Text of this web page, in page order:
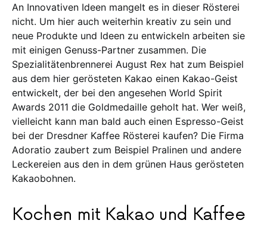
An Innovativen Ideen mangelt es in die­ser Rösterei
nicht. Um hier auch wei­­terhin kreativ zu sein und
neue Pro­duk­te und Ideen zu entwickeln arbeiten sie
mit einigen Genuss-Partner zu­sam­men. Die
Spezialitätenbrennerei August Rex hat zum Beispiel
aus dem hier ge­rös­te­ten Ka­­kao einen Kakao-Geist
entwickelt, der bei den angesehen World Spi­­­rit
Awards 2011 die Goldmedaille ge­holt hat. Wer weiß,
vielleicht kann man bald auch einen Espresso-Geist
bei der Dresd­­ner Kaffee Rösterei kaufen? Die Fir­­ma
Ado­ra­tio zaubert zum Beispiel Pra­­linen und andere
Le­ckereien aus den in dem grünen Haus ge­rösteten
Ka­kao­bohnen.
Kochen mit Kakao und Kaffee